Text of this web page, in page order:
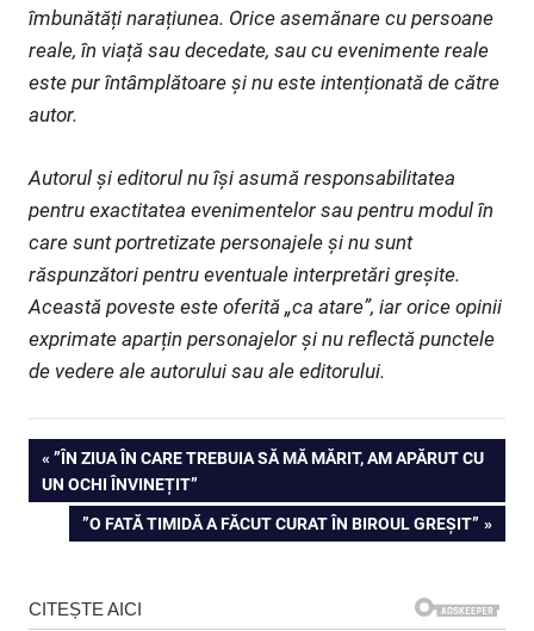
îmbunătăți narațiunea. Orice asemănare cu persoane
reale, în viață sau decedate, sau cu evenimente reale
este pur întâmplătoare și nu este intenționată de către
autor.
Autorul și editorul nu își asumă responsabilitatea
pentru exactitatea evenimentelor sau pentru modul în
care sunt portretizate personajele și nu sunt
răspunzători pentru eventuale interpretări greșite.
Această poveste este oferită „ca atare”, iar orice opinii
exprimate aparțin personajelor și nu reflectă punctele
de vedere ale autorului sau ale editorului.
Navigare
în
articole
PREVIOUS
POST:
”ÎN ZIUA ÎN CARE TREBUIA SĂ MĂ MĂRIT, AM APĂRUT CU
UN OCHI ÎNVINEȚIT”
NEXT
”O FATĂ TIMIDĂ A FĂCUT CURAT ÎN BIROUL GREȘIT”